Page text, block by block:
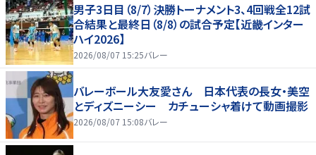
男子3日目（8/7）決勝トーナメント3、4回戦全12試
合結果と最終日（8/8）の試合予定【近畿インター
ハイ2026】
2026/08/07 15:25バレー
バレーボール大友愛さん 日本代表の長女・美空
とディズニーシー カチューシャ着けて動画撮影
2026/08/07 15:08バレー